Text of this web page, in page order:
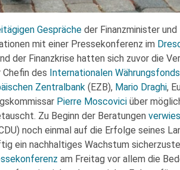
Gespräche der Finanzminister
mit einer Pressekonferenz im
der Finanzkrise hatten sich zuvor die
des Internationalen Währungsfonds
Zentralbank (EZB), Mario Draghi,
Pierre Moscovici über
Zu Beginn der Beratungen verwies
noch einmal auf die Erfolge seines
ein nachhaltiges Wachstum
am Freitag vor allem die